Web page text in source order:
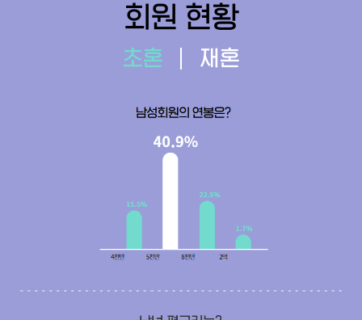
회원 현황
초혼 재혼